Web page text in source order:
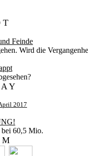
T
Feinde
Wird die
Y
2017
bei 60,5 Mio.
M